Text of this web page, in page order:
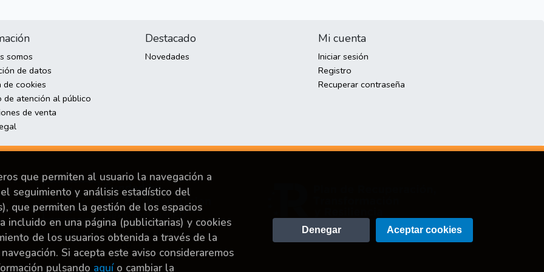
somos
de datos
de cookies
de atención al público
de venta
Destacado
Novedades
Mi cuenta
Iniciar sesión
Registro
Recuperar contraseña
Financiado por la Unión Europea-Next Generation
que permiten al usuario la navegación a
seguimiento y análisis estadístico del
que permiten la gestión de los espacios
incluido en una página (publicitarias) y cookies
de los usuarios obtenida a través de la
Si acepta este aviso consideraremos
pulsando aquío cambiar la
Denegar Aceptar cookies